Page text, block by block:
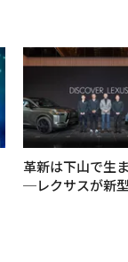
革新は下山で生
─レクサスが新